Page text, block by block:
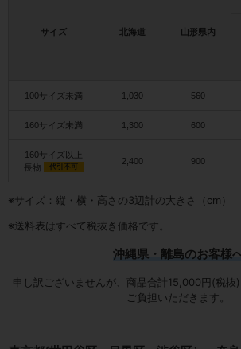
サイズ 北海道 山形県内
100サイズ未満 1,030 560
160サイズ未満 1,300 600
160サイズ以上
長物
代引不可
2,400 900
※サイズ：縦・横・高さの3辺計の大きさ（cm）
※送料表はすべて税抜き価格です。
沖縄県・離島のお客様
申し訳ございませんが、商品合計15,000円(税抜
ご負担いただきます。